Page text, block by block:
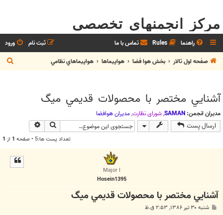
مرکز انجمنهای تخصصی
راهنما Rules تماس با ما ورود
ثبت نام
صفحه اول تالار
بخش هوا فضا هواپيماها هواپيماهاي نظامي
س
آشنايي مختصر با محصولات قديمي ميگ
مدیران انجمن: SAMAN
,شوراي نظارت,مديران هوافضا
ارسال پست جستجو
تعداد پست ها:5 • صفحه 1 از 1
Major I
Hosein1395
آشنايي مختصر با محصولات قديمي ميگ
شنبه ۳۰ تیر ۱۳۸۶, ۲:۵۳ ق.ظ